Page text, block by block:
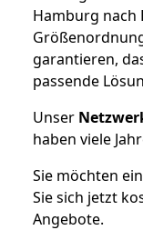
Hamburg
garantieren,
passende
Unser
haben viele
Sie möchten
Sie sich jetzt
Angebote.